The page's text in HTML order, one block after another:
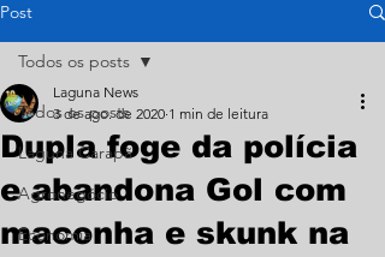
Post
Todos os posts
Laguna Carapã
Agronegócio
Economia
Todos os posts
Dupla foge da polícia
e abandona Gol com
maconha e skunk na
Laguna News
3 de ago. de 2020 1 min de leitura